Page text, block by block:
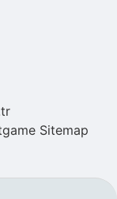
Sitemap